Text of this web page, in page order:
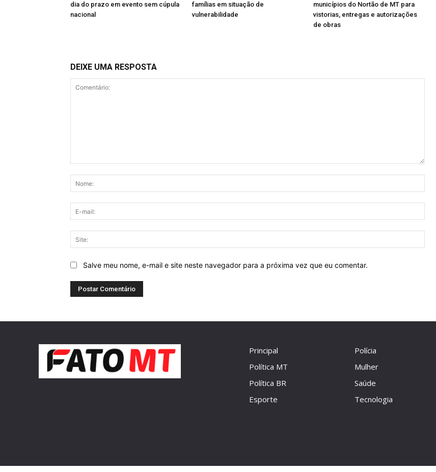
dia do prazo em evento sem cúpula
nacional
famílias em situação de
vulnerabilidade
municípios do Nortão de MT para
vistorias, entregas e autorizações
de obras
DEIXE UMA RESPOSTA
mail:
Salve meu nome, e-mail e site neste navegador para a próxima vez que eu comentar.
Principal
Política MT
Política BR
Esporte
Polícia
Mulher
Saúde
Tecnologia